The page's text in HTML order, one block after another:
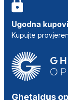
Ugodna
Kupujte
Ghetaldus